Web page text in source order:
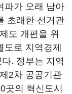
파가 오래 남아
초래한 선거관
도 개편을 위
로 지역경제
. 정부는 지역
2차 공공기관
곳의 혁신도시